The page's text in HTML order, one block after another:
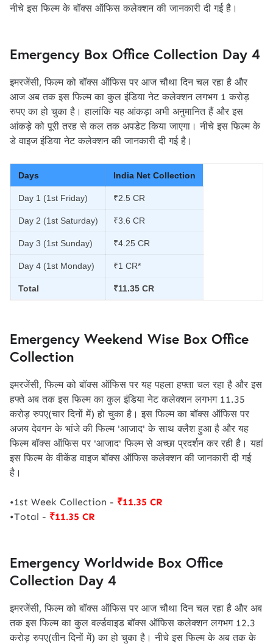
नीचे इस फिल्म के बॉक्स ऑफिस कलेक्शन की जानकारी दी गई है।
Emergency Box Office Collection Day 4
इमरजेंसी, फिल्म को बॉक्स ऑफिस पर आज चौथा दिन चल रहा है और
आज अब तक इस फिल्म का कुल इंडिया नेट कलेक्शन लगभग 1 करोड़
रुपए का हो चुका है। हालांकि यह आंकड़ा अभी अनुमानित हैं और इस
आंकड़े को पूरी तरह से कल तक अपडेट किया जाएगा। नीचे इस फिल्म के
डे वाइज इंडिया नेट कलेक्शन की जानकारी दी गई है।
Days India Net Collection
Day 1 (1st Friday) ₹2.5 CR
Day 2 (1st Saturday) ₹3.6 CR
Day 3 (1st Sunday) ₹4.25 CR
Day 4 (1st Monday) ₹1 CR*
Total ₹11.35 CR
Emergency Weekend Wise Box Office
Collection
इमरजेंसी, फिल्म को बॉक्स ऑफिस पर यह पहला हफ्ता चल रहा है और इस
हफ्ते अब तक इस फिल्म का कुल इंडिया नेट कलेक्शन लगभग 11.35
करोड़ रुपए(चार दिनों में) हो चुका है। इस फिल्म का बॉक्स ऑफिस पर
अजय देवगन के भांजे की फिल्म 'आजाद' के साथ क्लैश हुआ है और यह
फिल्म बॉक्स ऑफिस पर 'आजाद' फिल्म से अच्छा प्रदर्शन कर रही है। यहां
इस फिल्म के वीकेंड वाइज बॉक्स ऑफिस कलेक्शन की जानकारी दी गई
है।
•1st Week Collection - ₹11.35 CR
•Total - ₹11.35 CR
Emergency Worldwide Box Office
Collection Day 4
इमरजेंसी, फिल्म को बॉक्स ऑफिस पर आज चौथा दिन चल रहा है और अब
तक इस फिल्म का कुल वर्ल्डवाइड बॉक्स ऑफिस कलेक्शन लगभग 12.3
करोड़ रुपए(तीन दिनों में) का हो चुका है। नीचे इस फिल्म के अब तक के